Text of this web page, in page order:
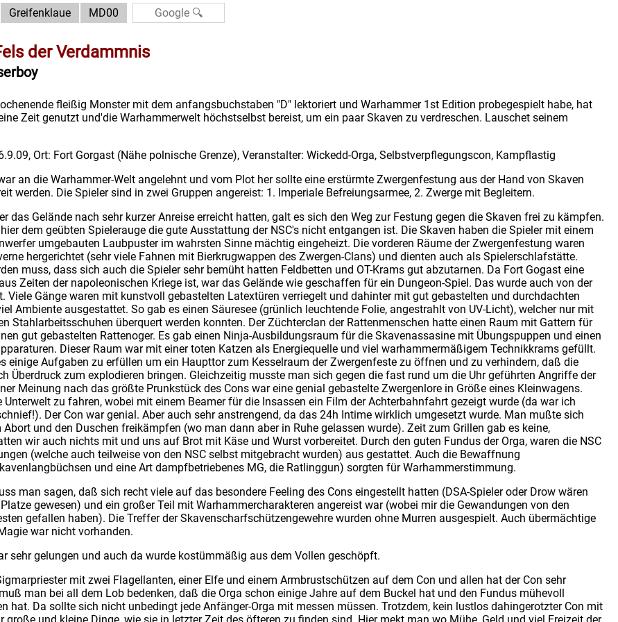
Greifenklaue MD00
der Verdammnis
fleißig Monster mit dem anfangsbuchstaben "D" lektoriert und Warhammer 1st Edition probegespielt habe, hat
Zeit genutzt und'die Warhammerwelt höchstselbst bereist, um ein paar Skaven zu verdreschen. Lauschet seinem
Ort: Fort Gorgast (Nähe polnische Grenze), Veranstalter: Wickedd-Orga, Selbstverpflegungscon, Kampflastig
an die Warhammer-Welt angelehnt und vom Plot her sollte eine erstürmte Zwergenfestung aus der Hand von Skaven
werden. Die Spieler sind in zwei Gruppen angereist: 1. Imperiale Befreiungsarmee, 2. Zwerge mit Begleitern.
das Gelände nach sehr kurzer Anreise erreicht hatten, galt es sich den Weg zur Festung gegen die Skaven frei zu kämpfen.
dem geübten Spielerauge die gute Ausstattung der NSC's nicht entgangen ist. Die Skaven haben die Spieler mit einem
umgebauten Laubpuster im wahrsten Sinne mächtig eingeheizt. Die vorderen Räume der Zwergenfestung waren
hergerichtet (sehr viele Fahnen mit Bierkrugwappen des Zwergen-Clans) und dienten auch als Spielerschlafstätte.
muss, dass sich auch die Spieler sehr bemüht hatten Feldbetten und OT-Krams gut abzutarnen. Da Fort Gogast eine
Zeiten der napoleonischen Kriege ist, war das Gelände wie geschaffen für ein Dungeon-Spiel. Das wurde auch von der
Viele Gänge waren mit kunstvoll gebastelten Latextüren verriegelt und dahinter mit gut gebastelten und durchdachten
Ambiente ausgestattet. So gab es einen Säuresee (grünlich leuchtende Folie, angestrahlt von UV-Licht), welcher nur mit
Stahlarbeitsschuhen überquert werden konnten. Der Züchterclan der Rattenmenschen hatte einen Raum mit Gattern für
gut gebastelten Rattenoger. Es gab einen Ninja-Ausbildungsraum für die Skavenassasine mit Übungspuppen und einen
Dieser Raum war mit einer toten Katzen als Energiequelle und viel warhammermäßigem Technikkrams gefüllt.
einige Aufgaben zu erfüllen um ein Haupttor zum Kesselraum der Zwergenfeste zu öffnen und zu verhindern, daß die
Überdruck zum explodieren bringen. Gleichzeitig musste man sich gegen die fast rund um die Uhr geführten Angriffe der
Meinung nach das größte Prunkstück des Cons war eine genial gebastelte Zwergenlore in Größe eines Kleinwagens.
Unterwelt zu fahren, wobei mit einem Beamer für die Insassen ein Film der Achterbahnfahrt gezeigt wurde (da war ich
Der Con war genial. Aber auch sehr anstrengend, da das 24h Intime wirklich umgesetzt wurde. Man mußte sich
Abort und den Duschen freikämpfen (wo man dann aber in Ruhe gelassen wurde). Zeit zum Grillen gab es keine,
wir auch nichts mit und uns auf Brot mit Käse und Wurst vorbereitet. Durch den guten Fundus der Orga, waren die NSC
(welche auch teilweise von den NSC selbst mitgebracht wurden) aus gestattet. Auch die Bewaffnung
und eine Art dampfbetriebenes MG, die Ratlinggun) sorgten für Warhammerstimmung.
man sagen, daß sich recht viele auf das besondere Feeling des Cons eingestellt hatten (DSA-Spieler oder Drow wären
gewesen) und ein großer Teil mit Warhammercharakteren angereist war (wobei mir die Gewandungen von den
gefallen haben). Die Treffer der Skavenscharfschützengewehre wurden ohne Murren ausgespielt. Auch übermächtige
war nicht vorhanden.
sehr gelungen und auch da wurde kostümmäßig aus dem Vollen geschöpft.
mit zwei Flagellanten, einer Elfe und einem Armbrustschützen auf dem Con und allen hat der Con sehr
man bei all dem Lob bedenken, daß die Orga schon einige Jahre auf dem Buckel hat und den Fundus mühevoll
hat. Da sollte sich nicht unbedingt jede Anfänger-Orga mit messen müssen. Trotzdem, kein lustlos dahingerotzter Con mit